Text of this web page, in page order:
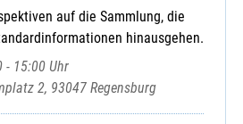
auf die Sammlung, die
hinausgehen.
- 15:00 Uhr
2, 93047 Regensburg